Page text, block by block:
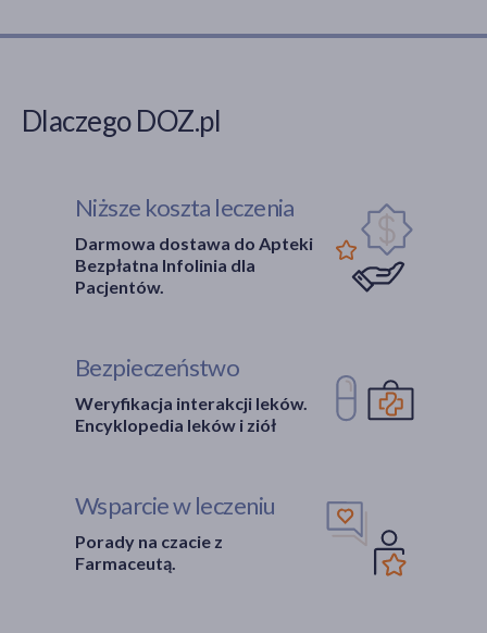
Dlaczego DOZ.pl
Niższe koszta leczenia
Darmowa dostawa do Apteki
Bezpłatna Infolinia dla
Pacjentów.
Bezpieczeństwo
Weryfikacja interakcji leków.
Encyklopedia leków i ziół
Wsparcie w leczeniu
Porady na czacie z
Farmaceutą.